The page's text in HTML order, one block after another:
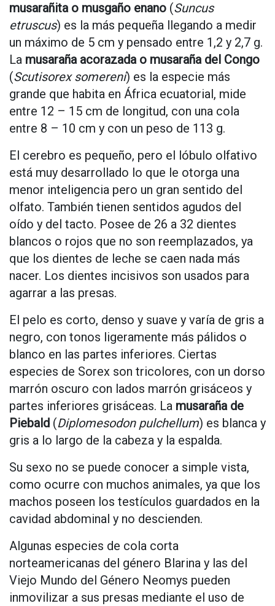
musarañita​ o musgaño enano (Suncus
etruscus) es la más pequeña llegando a medir
un máximo de 5 cm y pensado entre 1,2 y 2,7 g.
La musaraña acorazada o musaraña del Congo
(Scutisorex somereni) es la especie más
grande que habita en África ecuatorial, mide
entre 12 – 15 cm de longitud, con una cola
entre 8 – 10 cm y con un peso de 113 g.
El cerebro es pequeño, pero el lóbulo olfativo
está muy desarrollado lo que le otorga una
menor inteligencia pero un gran sentido del
olfato. También tienen sentidos agudos del
oído y del tacto. Posee de 26 a 32 dientes
blancos o rojos que no son reemplazados, ya
que los dientes de leche se caen nada más
nacer. Los dientes incisivos son usados para
agarrar a las presas.
El pelo es corto, denso y suave y varía de gris a
negro, con tonos ligeramente más pálidos o
blanco en las partes inferiores. Ciertas
especies de Sorex son tricolores, con un dorso
marrón oscuro con lados marrón grisáceos y
partes inferiores grisáceas. La musaraña de
Piebald (Diplomesodon pulchellum) es blanca y
gris a lo largo de la cabeza y la espalda.
Su sexo no se puede conocer a simple vista,
como ocurre con muchos animales, ya que los
machos poseen los testículos guardados en la
cavidad abdominal y no descienden.
Algunas especies de cola corta
norteamericanas del género Blarina y las del
Viejo Mundo del Género Neomys pueden
inmovilizar a sus presas mediante el uso de